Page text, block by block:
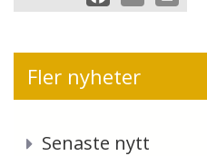
a
b
m
r
Fler nyheter
Senaste nytt